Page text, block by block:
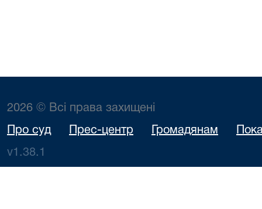
2026 © Всі права захищені
Про суд Прес-центр Громадянам
v1.38.1